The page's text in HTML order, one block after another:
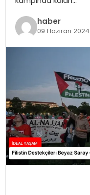
haber
09 Haziran 2024